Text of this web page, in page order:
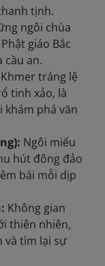
tịnh.
ngôi chùa
giáo Bắc
cầu an.
tráng lệ
tinh xảo, là
khám phá văn
Ngôi miếu
hút đông đảo
bái mỗi dịp
Không gian
thiên nhiên,
và tìm lại sự